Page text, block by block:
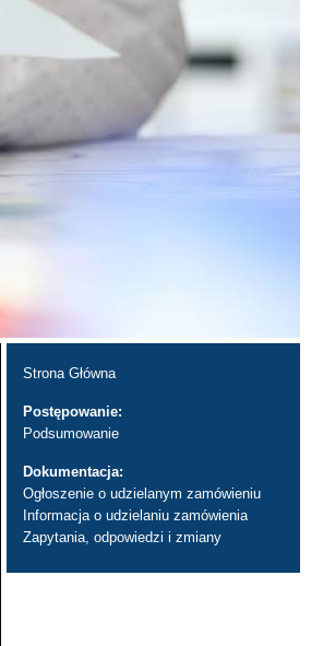
Strona Główna
Postępowanie:
Podsumowanie
Dokumentacja:
Ogłoszenie o udzielanym zamówieniu
Informacja o udzielaniu zamówienia
Zapytania, odpowiedzi i zmiany